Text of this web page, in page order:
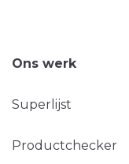
Ons werk
Superlijst
Productchecker